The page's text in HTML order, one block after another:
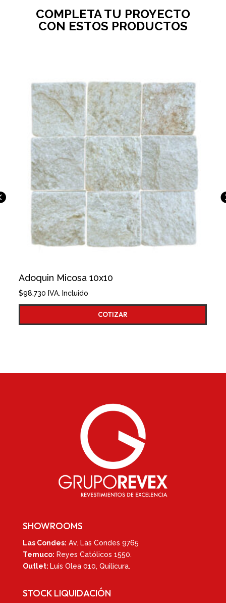
COMPLETA TU PROYECTO
CON ESTOS PRODUCTOS
Adoquin Micosa 10x10
$98.730 IVA. Incluido
COTIZAR
SHOWROOMS
Las Condes: Av. Las Condes 9765
Temuco: Reyes Católicos 1550.
Outlet: Luis Olea 010, Quilicura.
STOCK LIQUIDACIÓN